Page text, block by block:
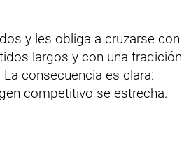
y les obliga a cruzarse con
largos y con una tradición
consecuencia es clara:
competitivo se estrecha.